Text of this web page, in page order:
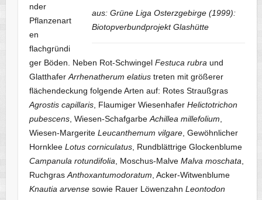
aus: Grüne Liga Osterzgebirge (1999):
Biotopverbundprojekt Glashütte
nder
Pflanzenart
en
flachgründi
ger Böden. Neben Rot-SchwingelFestuca rubra und
GlatthaferArrhenatherum elatius treten mit größerer
flächendeckung folgende Arten auf: Rotes Straußgras
Agrostis capillaris , Flaumiger WiesenhaferHelictotrichon
pubescens , Wiesen-SchafgarbeAchillea millefolium
Wiesen-MargeriteLeucanthemum vilgare , Gewöhnlicher
HornkleeLotus corniculatus , Rundblättrige Glockenblume
Campanula rotundifolia , Moschus-MalveMalva moschata
RuchgrasAnthoxantumodoratum , Acker-Witwenblume
Knautia arvense sowie Rauer LöwenzahnLeontodon